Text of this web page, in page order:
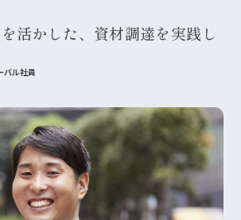
活かした、資材調達を実践し
バル社員